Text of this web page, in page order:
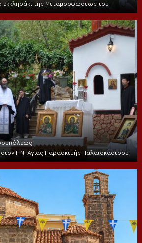
εκκλησάκι της Μεταμορφώσεως του
Ι. Ν. Αγίας Παρασκευής Παλαιοκάστρου